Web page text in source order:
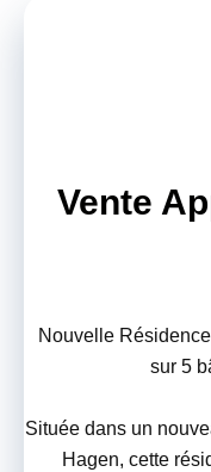
Vente
Nouvelle
sur 5
Située dans un
Hagen, cette